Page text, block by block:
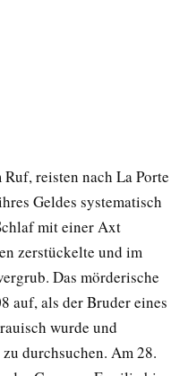
reisten nach La Porte
Geldes systematisch
mit einer Axt
zerstückelte und im
Das mörderische
auf, als der Bruder eines
wurde und
durchsuchen. Am 28.